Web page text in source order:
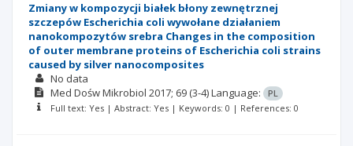
Zmiany w kompozycji białek błony zewnętrznej
szczepów Escherichia coli wywołane działaniem
nanokompozytów srebra Changes in the composition
of outer membrane proteins of Escherichia coli strains
caused by silver nanocomposites
No data
Med Dośw Mikrobiol 2017; 69 (3-4)Language:
PL
Full text: Yes | Abstract: Yes | Keywords: 0 | References: 0